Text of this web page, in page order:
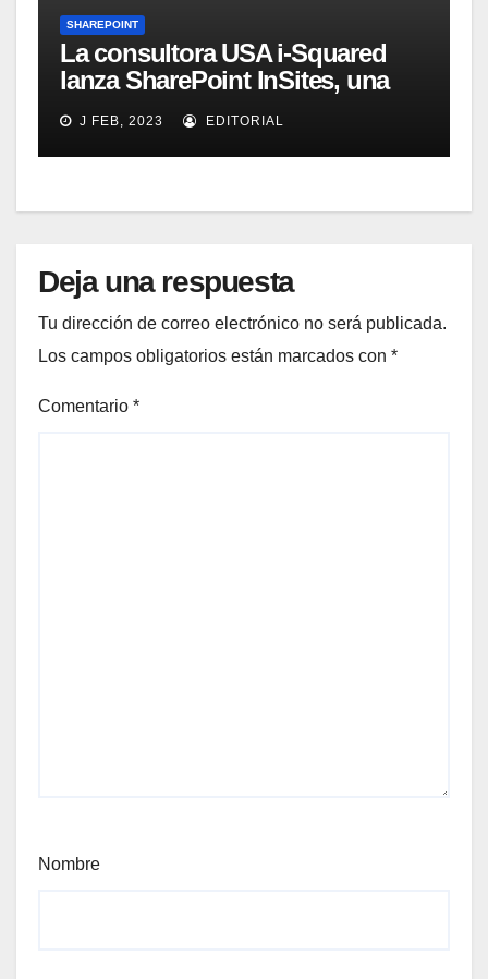
SHAREPOINT
La consultora USA i-Squared
lanza SharePoint InSites, una
herramienta para que los
usuarios de una organización
aprendan a sacar el mayor
J FEB, 2023 EDITORIAL
Deja una respuesta
Tu dirección de correo electrónico no será publicada.
Los campos obligatorios están marcados con *
Comentario *
Nombre